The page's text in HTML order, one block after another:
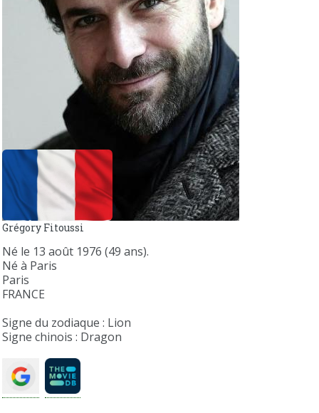
Grégory Fitoussi
Né le 13 août 1976 (49 ans).
Né à Paris
Paris
FRANCE
Signe du zodiaque : Lion
Signe chinois : Dragon